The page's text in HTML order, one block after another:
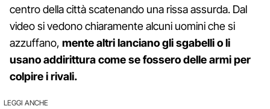
centro della città scatenando una rissa assurda. Dal
video si vedono chiaramente alcuni uomini che si
azzuffano, mente altri lanciano gli sgabelli o li
usano addirittura come se fossero delle armi per
colpire i rivali.
LEGGI ANCHE